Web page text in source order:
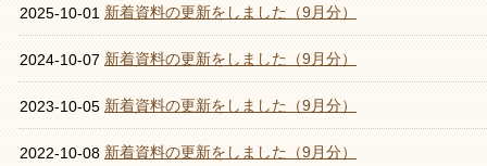
2025-10-01 新着資料の更新をしました（9月分）
2024-10-07 新着資料の更新をしました（9月分）
2023-10-05 新着資料の更新をしました（9月分）
2022-10-08 新着資料の更新をしました（9月分）